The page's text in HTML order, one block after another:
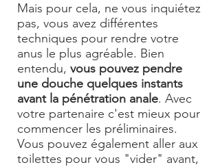
Mais pour cela, ne vous inquiétez
pas, vous avez différentes
techniques pour rendre votre
anus le plus agréable. Bien
entendu, vous pouvez pendre
une douche quelques instants
avant la pénétration anale. Avec
votre partenaire c'est mieux pour
commencer les préliminaires.
Vous pouvez également aller aux
toilettes pour vous "vider" avant,